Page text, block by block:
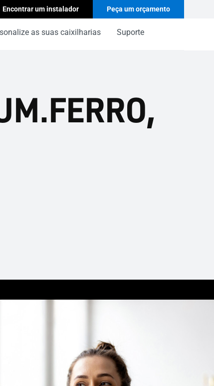
Encontrar um instalador Peça um orçamento
as suas caixilharias Suporte